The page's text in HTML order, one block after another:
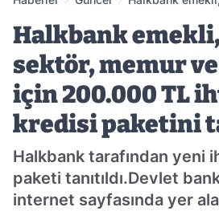
paketini tanıttı
Halkbank
sektör, memur
için 200.000 TL
kredisi paketini
Halkbank tarafından yeni
paketi tanıtıldı.Devlet
internet sayfasında yer